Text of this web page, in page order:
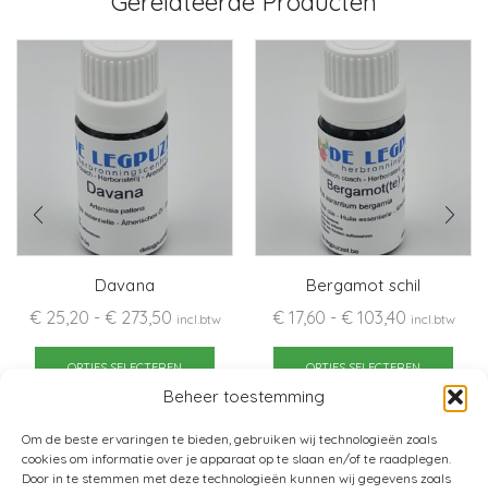
Beheer toestemming
Om de beste ervaringen te bieden, gebruiken wij technologieën zoals
cookies om informatie over je apparaat op te slaan en/of te raadplegen.
Door in te stemmen met deze technologieën kunnen wij gegevens zoals
Davana
€25,20 - €273,50Prijsklasse:
€ 25,20
tot
€ 273,50
incl.btw
OPTIES SELECTEREN
Dit
product
heeft
variaties.
Deze
Bergamot schil
€17,60 - €103,40
€ 17,60
tot
€ 103,40
incl.btw
OPTIES SELECTEREN
Dit